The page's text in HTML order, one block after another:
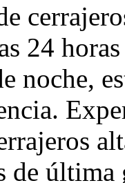
24
noche,
de